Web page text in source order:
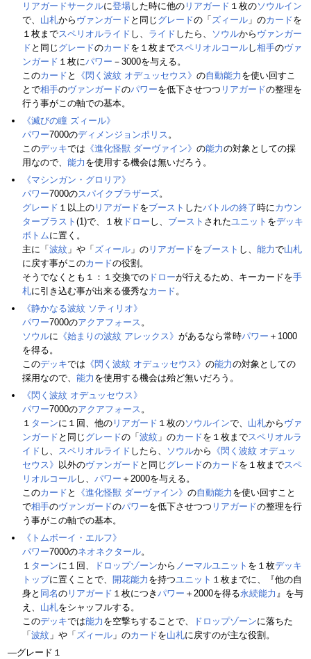
リアガードサークルに登場した時に他の リアガード １枚のソウルイン
で、 山札から ヴァンガード と同じ グレードの「 ズィール 」のカードを
１枚までスペリオルライド し、 ライド したら、 ソウルから ヴァンガー
ド と同じ グレードのカードを１枚までスペリオルコールし相手のヴァ
ンガード １枚にパワー －3000を与える。
このカード と 《閃く波紋 オデュッセウス》 の自動能力 を使い回すこ
とで相手のヴァンガードのパワーを低下させつつ リアガードの整理を
行う事がこの軸での基本。
《滅びの瞳 ズィール》
パワー7000のディメンジョンポリス。
このデッキでは 《進化怪獣 ダーヴァイン》 の能力の対象としての採
用なので、 能力 を使用する機会は無いだろう。
《マシンガン・グロリア》
パワー7000のスパイクブラザーズ。
グレード １以上の リアガードをブースト したバトルの終了時にカウン
ターブラスト (1)で、１枚 ドロー し、 ブースト されたユニット をデッキ
ボトムに置く。
主に「 波紋 」や「 ズィール 」の リアガードをブースト し、 能力で山札
に戻す事がこのカードの役割。
そうでなくとも１：１交換での ドローが行えるため、キーカードを手
札に引き込む事が出来る優秀なカード。
《静かなる波紋 ソティリオ》
パワー7000のアクアフォース。
ソウルに 《始まりの波紋 アレックス》 があるなら常時パワー ＋1000
を得る。
このデッキでは 《閃く波紋 オデュッセウス》 の能力の対象としての
採用なので、 能力 を使用する機会は殆ど無いだろう。
《閃く波紋 オデュッセウス》
パワー7000のアクアフォース。
１ ターンに１回、他の リアガード １枚のソウルインで、 山札から ヴァ
ンガード と同じ グレードの「 波紋 」のカードを１枚までスペリオルラ
イド し、 スペリオルライド したら、 ソウルから 《閃く波紋 オデュッ
セウス》 以外のヴァンガード と同じ グレードのカードを１枚までスペ
リオルコールし、 パワー ＋2000を与える。
このカード と 《進化怪獣 ダーヴァイン》 の自動能力 を使い回すこと
で相手のヴァンガードのパワーを低下させつつ リアガードの整理を行
う事がこの軸での基本。
《トムボーイ・エルフ》
パワー7000のネオネクタール。
１ ターンに１回、 ドロップゾーンから ノーマルユニット を１枚デッキ
トップに置くことで、 開花能力 を持つユニット １枚までに、『他の自
身と 同名の リアガード １枚につき パワー ＋2000を得る永続能力 』を与
え、 山札をシャッフルする。
このデッキでは能力 を空撃ちすることで、 ドロップゾーンに落ちた
「 波紋 」や「 ズィール 」のカードを山札に戻すのが主な役割。
―グレード１